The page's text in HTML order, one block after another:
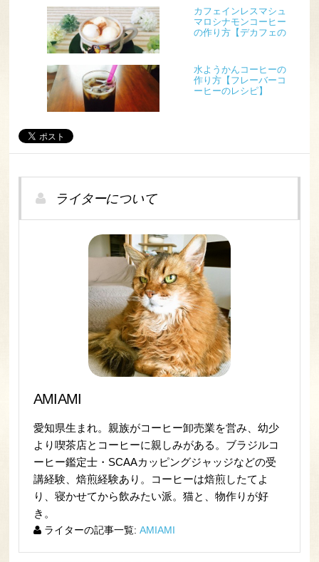
カフェインレスマシュ
マロシナモンコーヒー
の作り方【デカフェの
水ようかんコーヒーの
作り方【フレーバーコ
ーヒーのレシピ】
ライターについて
AMIAMI
愛知県生まれ。親族がコーヒー卸売業を営み、幼少
より喫茶店とコーヒーに親しみがある。ブラジルコ
ーヒー鑑定士・SCAAカッピングジャッジなどの受
講経験、焙煎経験あり。コーヒーは焙煎したてよ
り、寝かせてから飲みたい派。猫と、物作りが好
き。
ライターの記事一覧: AMIAMI